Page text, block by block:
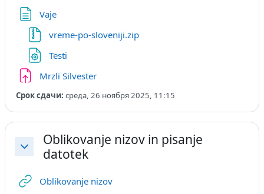
VajeСтраница
vreme-po-sloveniji.zip
Testi
Mrzli SilvesterЗадание
Срок сдачи: среда, 26 ноября 2025, 11:15
Свернуть
Oblikovanje nizov in pisanje
datotek
Oblikovanje nizovГиперссылка